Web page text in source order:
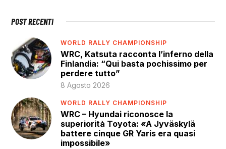
POST RECENTI
WORLD RALLY CHAMPIONSHIP
WRC, Katsuta racconta l’inferno della
Finlandia: “Qui basta pochissimo per
perdere tutto”
8 Agosto 2026
WORLD RALLY CHAMPIONSHIP
WRC – Hyundai riconosce la
superiorità Toyota: «A Jyväskylä
battere cinque GR Yaris era quasi
impossibile»